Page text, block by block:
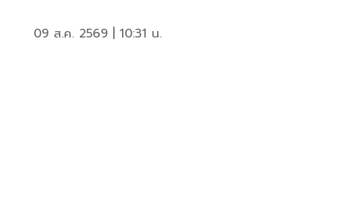
09 ส.ค. 2569 | 10:31 น.